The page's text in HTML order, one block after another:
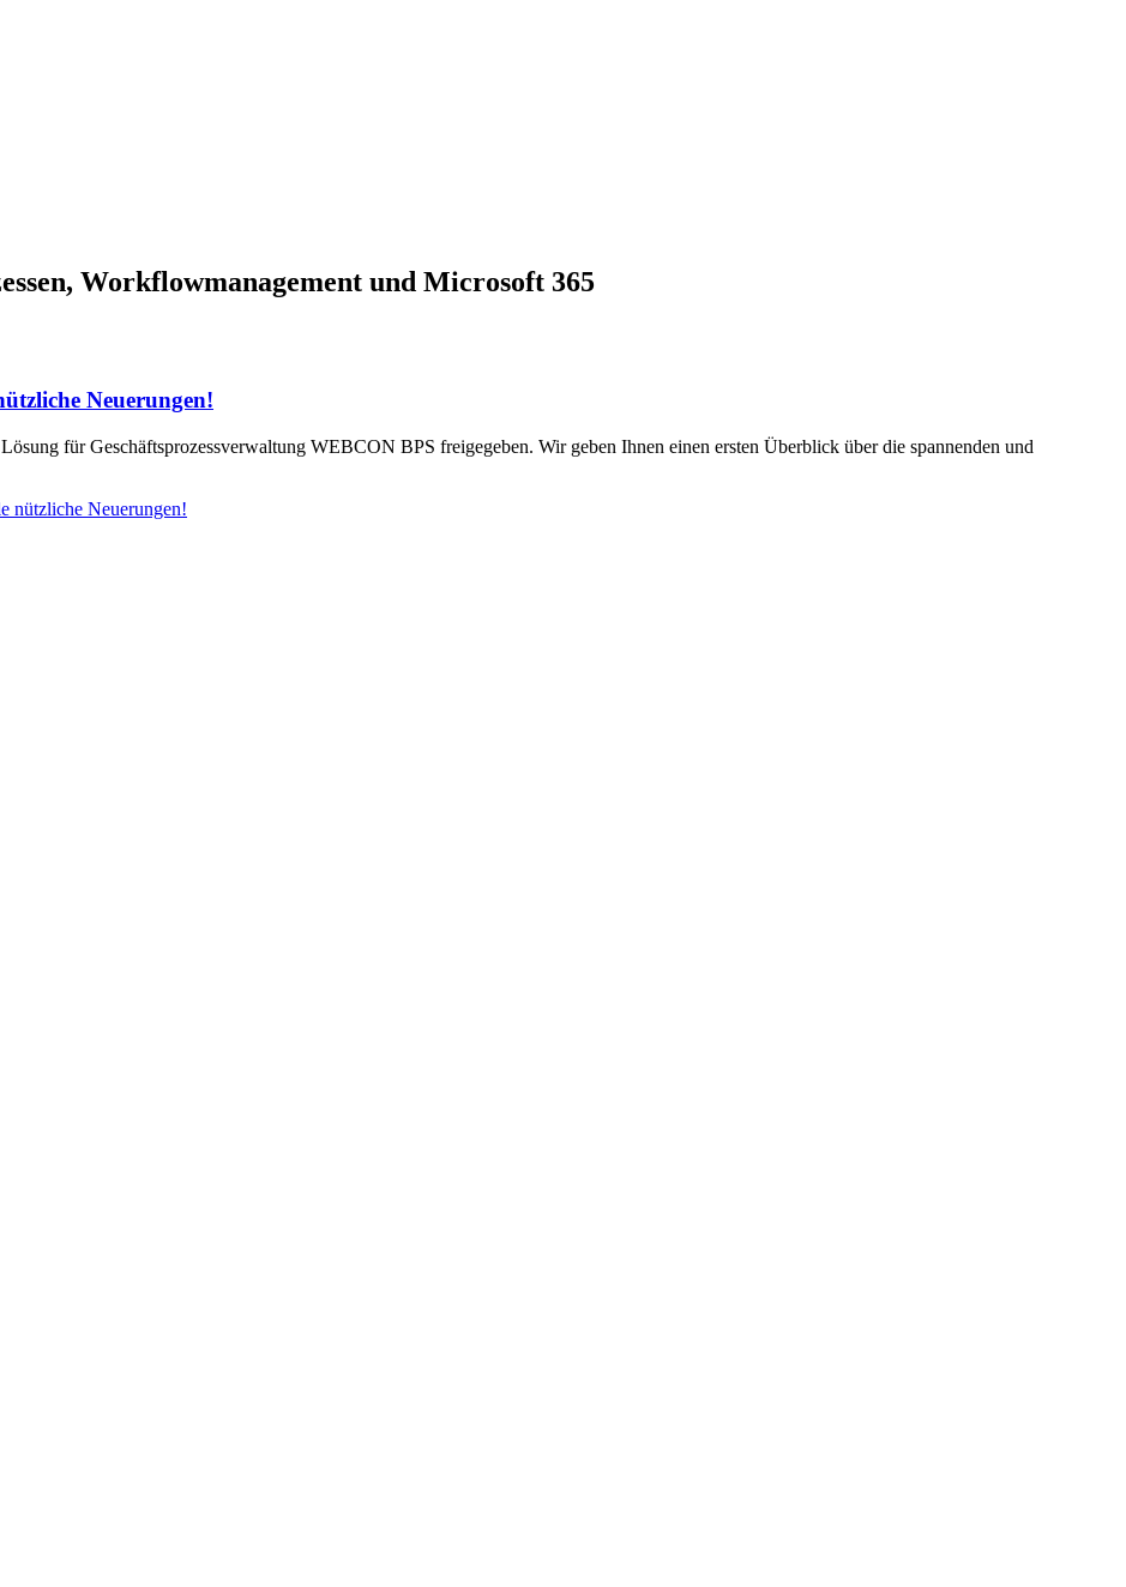
Workflowmanagement und Microsoft 365
Neuerungen!
für Geschäftsprozessverwaltung WEBCON BPS freigegeben. Wir geben Ihnen einen ersten Überblick über die spannenden und
nützliche Neuerungen!